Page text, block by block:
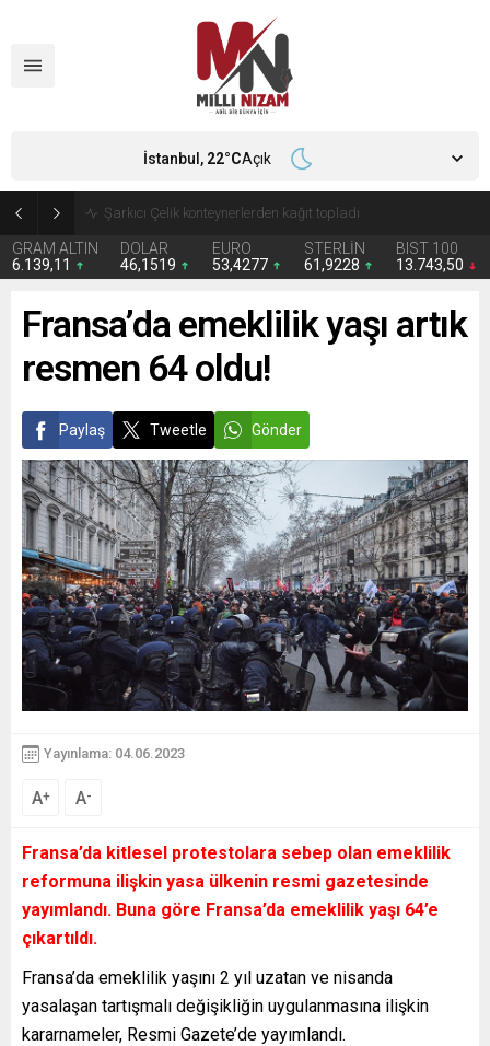
İran 2 ülkeyi birden vurdu
GRAM ALTIN
6.139,11
DOLAR
46,1519
EURO
53,4277
STERLİN
61,9228
BIST 100
13.743,50
İstanbul, 22°CAçık
Fransa’da emeklilik yaşı artık
resmen 64 oldu!
Paylaş Tweetle Gönder
Yayınlama: 04.06.2023
A+ A-
Fransa’da kitlesel protestolara sebep olan emeklilik
reformuna ilişkin yasa ülkenin resmi gazetesinde
yayımlandı. Buna göre Fransa’da emeklilik yaşı 64’e
çıkartıldı.
Fransa’da emeklilik yaşını 2 yıl uzatan ve nisanda
yasalaşan tartışmalı değişikliğin uygulanmasına ilişkin
kararnameler, Resmi Gazete’de yayımlandı.